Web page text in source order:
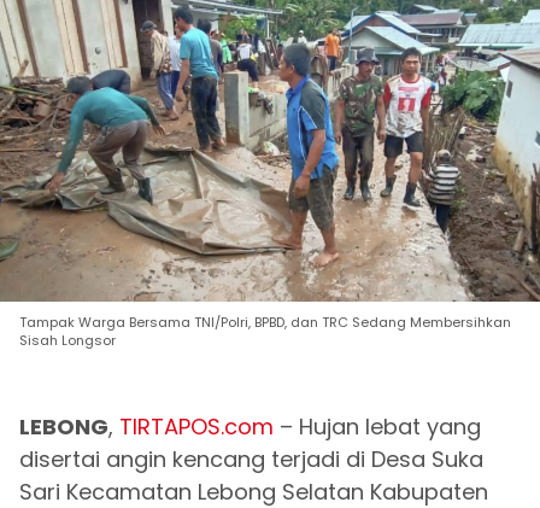
Tampak Warga Bersama TNI/Polri, BPBD, dan TRC Sedang Membersihkan
Sisah Longsor
LEBONG, TIRTAPOS.com – Hujan lebat yang
disertai angin kencang terjadi di Desa Suka
Sari Kecamatan Lebong Selatan Kabupaten